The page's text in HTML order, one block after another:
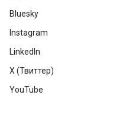
Bluesky
Instagram
LinkedIn
X (Твиттер)
YouTube